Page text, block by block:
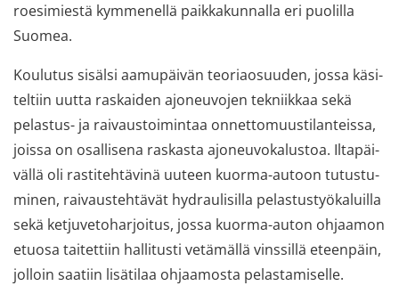
roe­si­mies­tä kym­me­nel­lä paik­ka­kun­nal­la eri puo­lil­la
Suo­mea.
Kou­lu­tus si­säl­si aa­mu­päi­vän teo­riao­suu­den, jossa kä­si­
tel­tiin uutta ras­kai­den ajo­neu­vo­jen tek­niik­kaa sekä
pelastus-​ ja rai­vaus­toi­min­taa on­net­to­muus­ti­lan­teis­sa,
jois­sa on osal­li­se­na ras­kas­ta ajo­neu­vo­ka­lus­toa. Il­ta­päi­
väl­lä oli ras­ti­teh­tä­vi­nä uu­teen kuorma-​autoon tu­tus­tu­
mi­nen, rai­vaus­teh­tä­vät hy­drau­li­sil­la pe­las­tus­työ­ka­luil­la
sekä ket­ju­ve­to­har­joi­tus, jossa kuorma-​auton oh­jaa­mon
etuo­sa tai­tet­tiin hal­li­tus­ti ve­tä­mäl­lä vins­sil­lä eteen­päin,
jol­loin saa­tiin li­sä­ti­laa oh­jaa­mos­ta pe­las­ta­mi­sel­le.